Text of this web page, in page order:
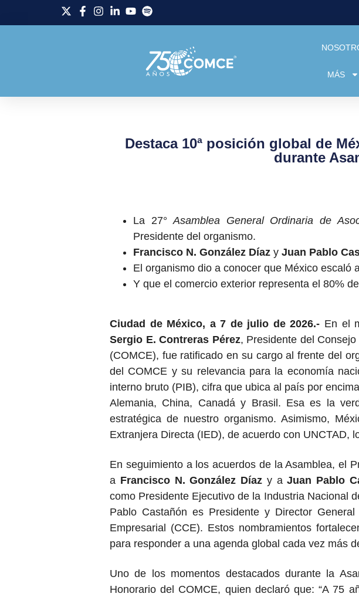
MÁS
Destaca 10ª posición global de
durante
La 27°Asamblea General Ordinaria de
Presidente del organismo.
Francisco N. González Díaz y Juan Pablo
El organismo dio a conocer que México escaló
Y que el comercio exterior representa el 80%
Ciudad de México, a 7 de julio de 2026.- En el
Sergio E. Contreras Pérez, Presidente del
(COMCE), fue ratificado en su cargo al frente del
del COMCE y su relevancia para la economía
interno bruto (PIB), cifra que ubica al país por
Alemania, China, Canadá y Brasil. Esa es la
estratégica de nuestro organismo. Asimismo,
Extranjera Directa (IED), de acuerdo con UNCTAD,
En seguimiento a los acuerdos de la Asamblea, el
a Francisco N. González Díaz y aJuan Pablo
como Presidente Ejecutivo de la Industria Nacional
Pablo Castañón es Presidente y Director
Empresarial (CCE). Estos nombramientos
para responder a una agenda global cada vez más
Uno de los momentos destacados durante la
Honorario del COMCE, quien declaró que: “A 75